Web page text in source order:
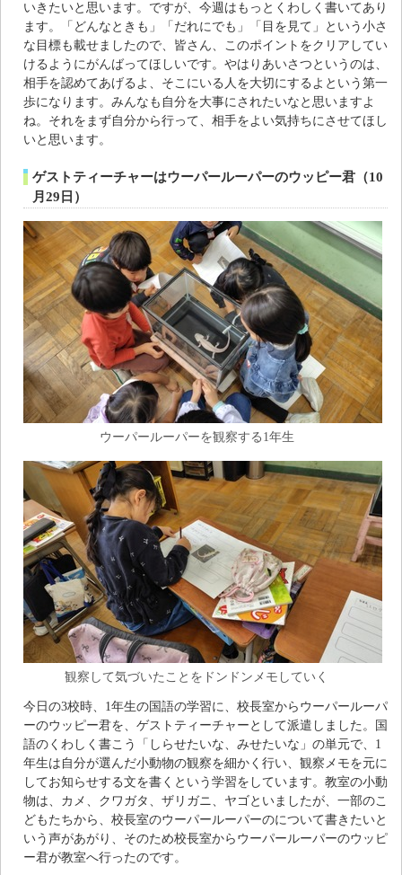
いきたいと思います。ですが、今週はもっとくわしく書いてあり
ます。「どんなときも」「だれにでも」「目を見て」という小さ
な目標も載せましたので、皆さん、このポイントをクリアしてい
けるようにがんばってほしいです。やはりあいさつというのは、
相手を認めてあげるよ、そこにいる人を大切にするよという第一
歩になります。みんなも自分を大事にされたいなと思いますよ
ね。それをまず自分から行って、相手をよい気持ちにさせてほし
いと思います。
ゲストティーチャーはウーパールーパーのウッピー君（10
月29日）
ウーパールーパーを観察する1年生
観察して気づいたことをドンドンメモしていく
今日の3校時、1年生の国語の学習に、校長室からウーパールーパ
ーのウッピー君を、ゲストティーチャーとして派遣しました。国
語のくわしく書こう「しらせたいな、みせたいな」の単元で、1
年生は自分が選んだ小動物の観察を細かく行い、観察メモを元に
してお知らせする文を書くという学習をしています。教室の小動
物は、カメ、クワガタ、ザリガニ、ヤゴといましたが、一部のこ
どもたちから、校長室のウーパールーパーのについて書きたいと
いう声があがり、そのため校長室からウーパールーパーのウッピ
ー君が教室へ行ったのです。